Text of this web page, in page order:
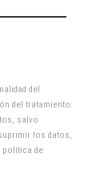
del
del tratamiento:
salvo
los datos,
política de